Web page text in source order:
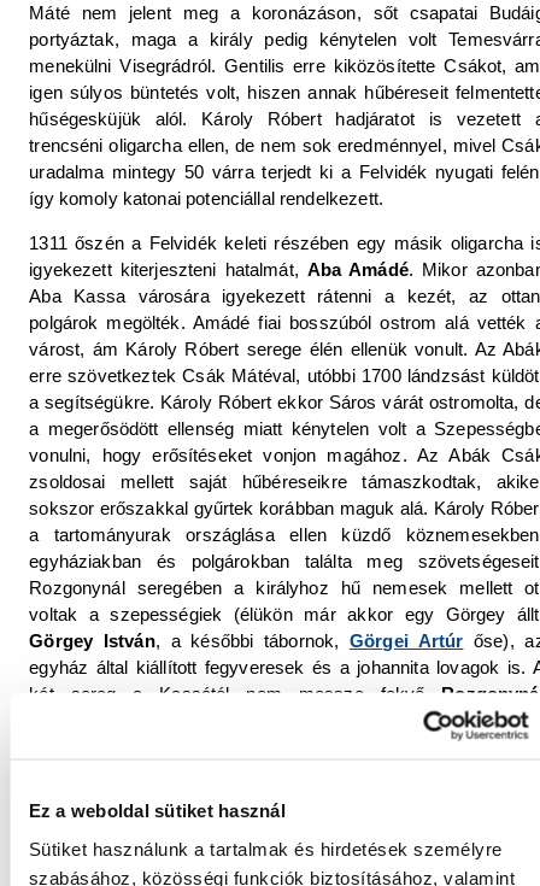
Ez a weboldal sütiket használ
Sütiket használunk a tartalmak és hirdetések személyre
szabásához, közösségi funkciók biztosításához, valamint
Máté nem jelent meg a koronázáson, sőt csapatai
portyáztak, maga a király pedig kénytelen volt
menekülni Visegrádról. Gentilis erre kiközösítette Csákot,
igen súlyos büntetés volt, hiszen annak hűbéreseit
hűségesküjük alól. Károly Róbert hadjáratot is vezetett
trencséni oligarcha ellen, de nem sok eredménnyel, mivel
uradalma mintegy 50 várra terjedt ki a Felvidék nyugati
így komoly katonai potenciállal rendelkezett.
1311 őszén a Felvidék keleti részében egy másik oligarcha
igyekezett kiterjeszteni hatalmát, Aba Amádé. Mikor
Aba Kassa városára igyekezett rátenni a kezét, az
polgárok megölték. Amádé fiai bosszúból ostrom alá vették
várost, ám Károly Róbert serege élén ellenük vonult. Az
erre szövetkeztek Csák Mátéval, utóbbi 1700 lándzsást
a segítségükre. Károly Róbert ekkor Sáros várát ostromolta,
a megerősödött ellenség miatt kénytelen volt a
vonulni, hogy erősítéseket vonjon magához. Az Abák
zsoldosai mellett saját hűbéreseikre támaszkodtak,
sokszor erőszakkal gyűrtek korábban maguk alá. Károly
a tartományurak országlása ellen küzdő
egyháziakban és polgárokban találta meg
Rozgonynál seregében a királyhoz hű nemesek mellett
voltak a szepességiek (élükön már akkor egy Görgey
Görgey István, a későbbi tábornok,Görgei Artúr őse),
egyház által kiállított fegyveresek és a johannita lovagok is.
két sereg a Kassától nem messze fekvő
. A csatáról túl sok
nem maradt fenn, bár némileg jobb a helyzet, mint a
meglehetősen hosszan ír róla, és oklevelekből ki lehet
Úgy tűnik, hogy az Abák seregét vezetőBalassa